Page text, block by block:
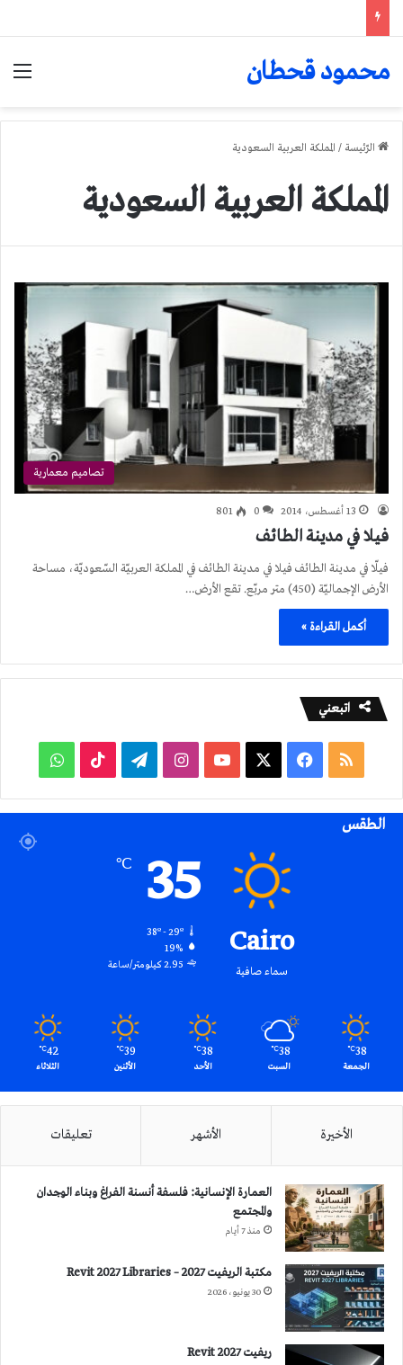
محمود قحطان
الرّئيسة / المملكة العربية السعودية
المملكة العربية السعودية
تصاميم معمارية
13 أغسطس، 2014 0
801
فيلا في مدينة الطائف
فيلّا في مدينة الطائف فيلا في مدينة الطائف في المملكة العربيّة السّعوديّة، مساحة
الأرض الإجماليّة (450) متر مربّع. تقع الأرض…
أكمل القراءة »
اتبعني
ملخص
الموقع
فيسبوك ‫YouTubeانستقرامتيلقرام ‫TikTokواتساب
الطقس
Cairo
سماء صافية
35
℃
38º - 29º
19%
2.95 كيلومتر/ساعة
38
℃
الجمعة
38
℃
السبت
38
℃
الأحد
39
℃
الأثنين
42
℃
الثلاثاء
الأخيرة الأشهر تعليقات
العمارة الإنسانية: فلسفة أنسنة الفراغ وبناء الوجدان
والمجتمع
منذ 7 أيام
مكتبة الريفيت 2027 – Revit 2027 Libraries
30 يونيو، 2026
ريفيت 2027 Revit